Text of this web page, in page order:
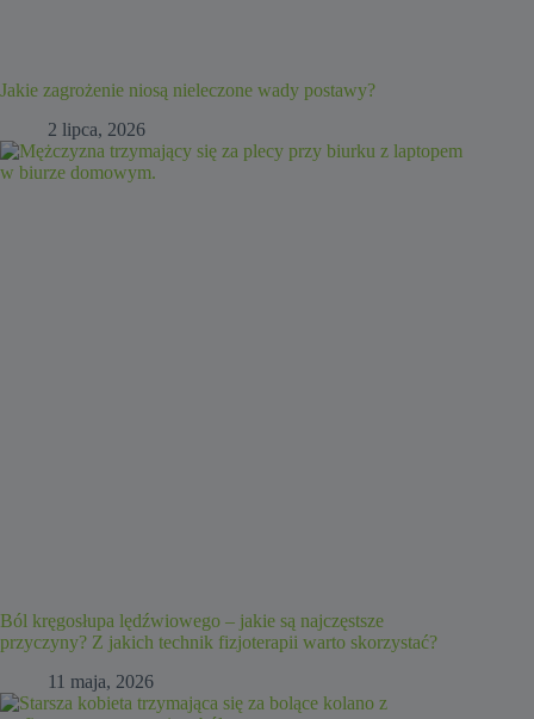
Jakie zagrożenie niosą nieleczone wady postawy?
2 lipca, 2026
Ból kręgosłupa lędźwiowego – jakie są najczęstsze
przyczyny? Z jakich technik fizjoterapii warto skorzystać?
11 maja, 2026